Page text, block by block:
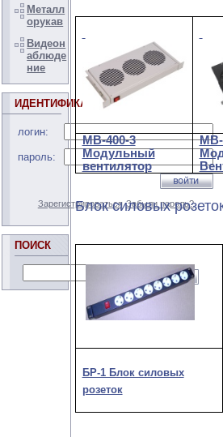
Металл
орукав
Видеон
аблюде
ние
ИДЕНТИФИКАЦИЯ
логин:
пароль:
Зарегистрироваться Забыли пароль?
ПОИСК
МВ-400-3
Модульный
вентилятор
МВ-
Блок силовых
БР-1 Блок силовых
розеток